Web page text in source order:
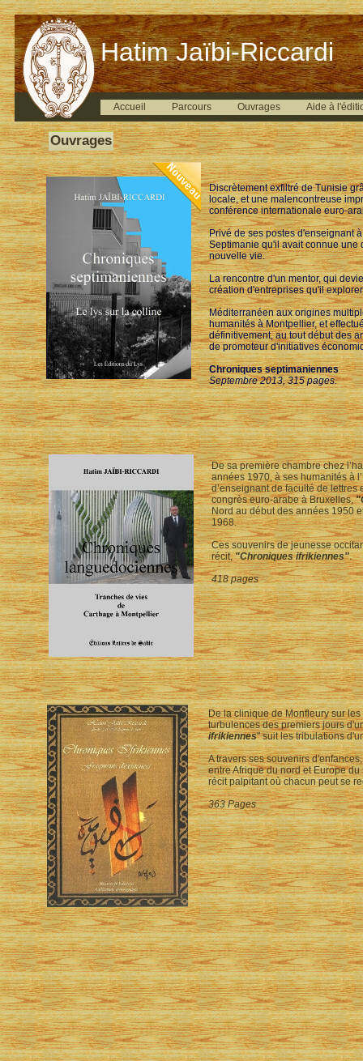
Hatim Jaïbi-Riccardi
Accueil Parcours Ouvrages Aide à
Ouvrages
Discrètement exfiltré de Tunisie
locale, et une malencontreuse
conférence internationale euro-
Privé de ses postes d'enseignant
Septimanie qu'il avait connue une
nouvelle vie.
La rencontre d'un mentor, qui
création d'entreprises qu'il
Méditerranéen aux origines
humanités à Montpellier, et
définitivement, au tout début des
de promoteur d'initiatives
Chroniques septimaniennes
Septembre 2013, 315 pages.
De sa première chambre chez
années 1970, à ses humanités à
d’enseignant de faculté de lettres
congrès euro-arabe à Bruxelles,
Nord au début des années 1950
1968.
Ces souvenirs de jeunesse
récit,"Chroniques ifrikiennes".
418 pages
De la clinique de Monfleury sur
turbulences des premiers jours
ifrikiennes" suit les tribulations
A travers ses souvenirs
entre Afrique du nord et Europe
récit palpitant où chacun peut se
363 Pages